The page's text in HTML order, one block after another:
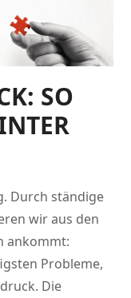
SO
Durch ständige
wir aus den
ankommt:
Probleme,
Die